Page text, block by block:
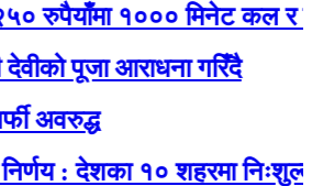
१००० मिनेट कल र नेट
पूजा आराधना गरिँदै
: देशका १० शहरमा निःशुल्क